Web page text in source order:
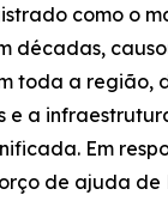
como o
décadas,
toda a região,
e a
Em
de ajuda de